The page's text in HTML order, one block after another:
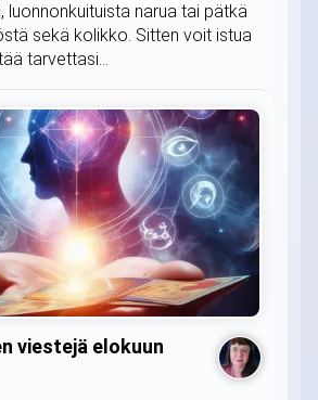
luonnonkuituista narua tai pätkä
sekä kolikko. Sitten voit istua
tarvettasi...
viestejä elokuun